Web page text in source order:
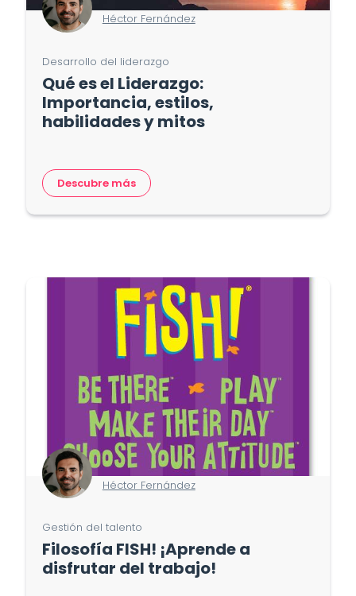
Héctor Fernández
Desarrollo del liderazgo
Qué es el Liderazgo:
Importancia, estilos,
habilidades y mitos
Descubre más
Héctor Fernández
Gestión del talento
Filosofía FISH! ¡Aprende a
disfrutar del trabajo!